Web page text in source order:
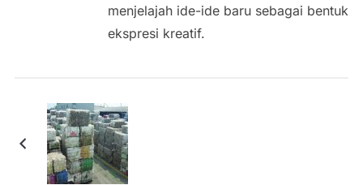
menjelajah ide-ide baru sebagai bentuk
ekspresi kreatif.